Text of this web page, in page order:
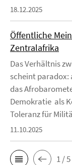
18.12.2025
Öffentliche
Zentralafrika
Das Verhältnis
scheint paradox:
das
Demokratie als
Toleranz für
11.10.2025
1 / 5